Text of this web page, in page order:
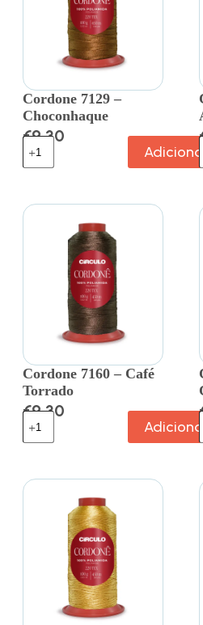
Cordone 7129 –
Choconhaque
€9.30
Cordone 7160 – Café
Torrado
€9.30